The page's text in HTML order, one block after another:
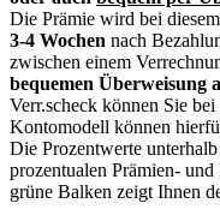
Die Prämie wird bei
3-4 Wochen nach
zwischen einem
bequemen Überweisung
Verr.scheck können Sie
Kontomodell können
Die Prozentwerte
prozentualen Prämien-
grüne Balken zeigt Ihnen